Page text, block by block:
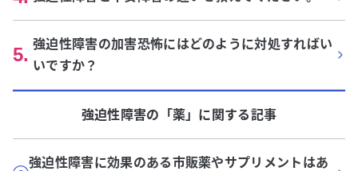
5. 強迫性障害の加害恐怖にはどのように対処すればい
いですか？
強迫性障害の「薬」に関する記事
強迫性障害に効果のある市販薬やサプリメントはあ